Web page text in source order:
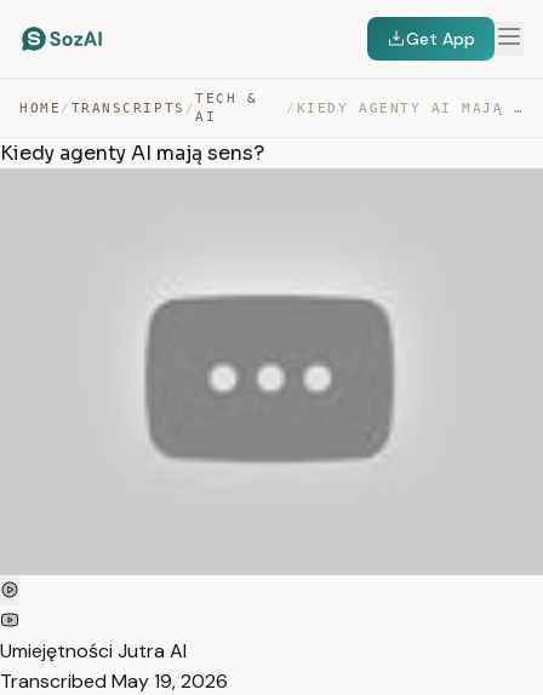
Get App
HOME / TRANSCRIPTS /
TECH &
AI
/ KIEDY AGENTY AI MAJĄ SENS? — TRANSCRIPT
Kiedy agenty AI mają sens?
Umiejętności Jutra AI
Transcribed May 19, 2026